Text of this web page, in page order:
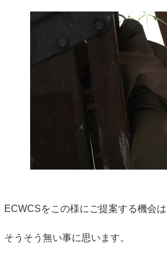
ECWCSをこの様にご提案する機会は
そうそう無い事に思います。